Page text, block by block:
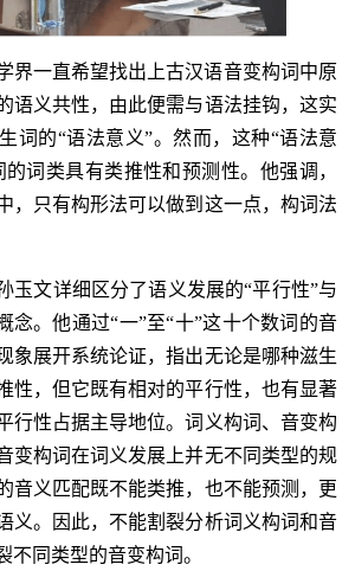
界一直希望找出上古汉语音变构词中原
语义共性，由此便需与语法挂钩，这实
词的“语法意义”。然而，这种“语法意
词类具有类推性和预测性。他强调，
，只有构形法可以做到这一点，构词法
玉文详细区分了语义发展的“平行性”与
念。他通过“一”至“十”这十个数词的音
象展开系统论证，指出无论是哪种滋生
性，但它既有相对的平行性，也有显著
行性占据主导地位。词义构词、音变构
变构词在词义发展上并无不同类型的规
音义匹配既不能类推，也不能预测，更
义。因此，不能割裂分析词义构词和音
不同类型的音变构词。